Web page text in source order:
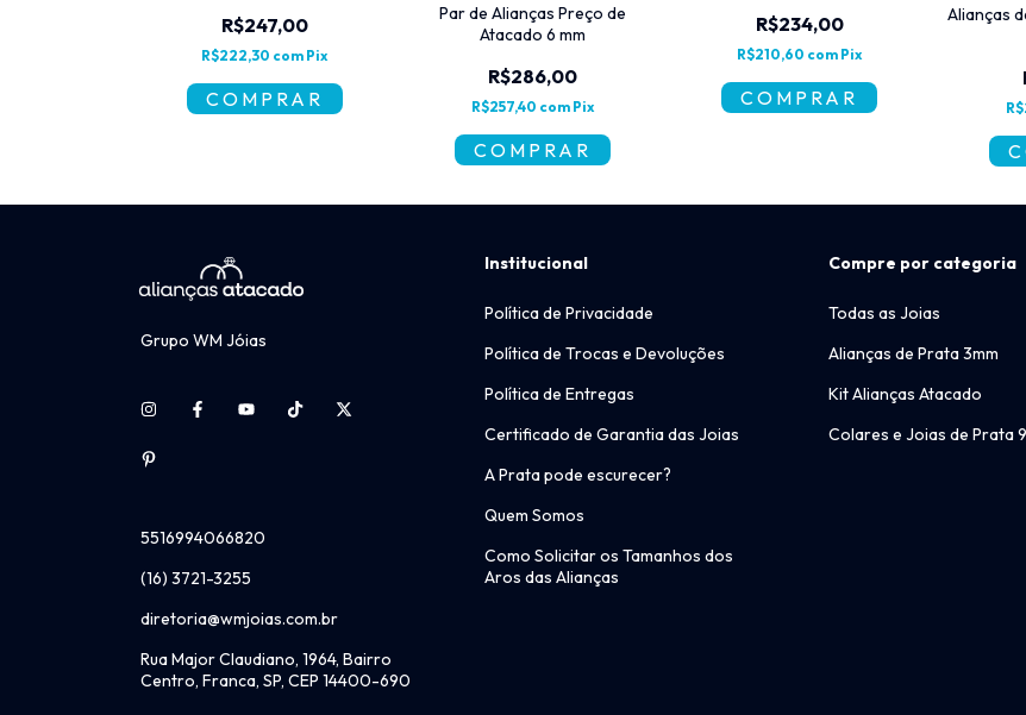
R$247,00
R$222,30 com Pix
Par de Alianças Preço de
Atacado 6 mm
R$286,00
R$257,40 com Pix
R$234,00
R$210,60 com Pix
Alianças
Grupo WM Jóias
5516994066820
(16) 3721-3255
diretoria@wmjoias.com.br
Rua Major Claudiano, 1964, Bairro
Centro, Franca, SP, CEP 14400-690
Institucional
Política de Privacidade
Política de Trocas e Devoluções
Política de Entregas
Certificado de Garantia das Joias
A Prata pode escurecer?
Quem Somos
Como Solicitar os Tamanhos dos
Aros das Alianças
Compre por categoria
Todas as Joias
Alianças de Prata 3mm
Kit Alianças Atacado
Colares e Joias de Prata